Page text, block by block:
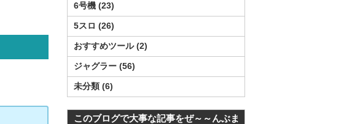
6号機 23
5スロ 26
おすすめツール 2
ジャグラー 56
未分類 6
このブログで大事な記事をぜ～～んぶま